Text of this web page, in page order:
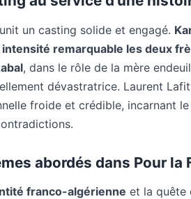
un casting solide et engagé.
intensité remarquable les deux
, dans le rôle de la mère
dévastratrice. Laurent
froide et crédible, incarnant
abordés dans Pour la
franco-algérienne et la quête